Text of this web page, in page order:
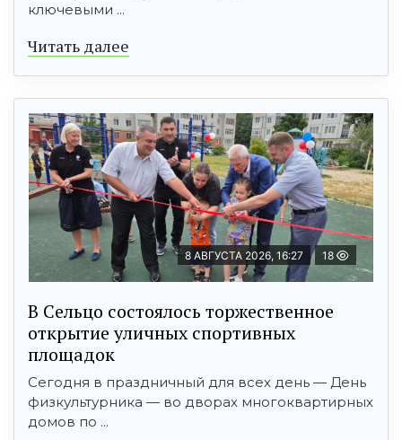
ключевыми ...
Читать далее
8 АВГУСТА 2026, 16:27 18
В Сельцо состоялось торжественное
открытие уличных спортивных
площадок
Сегодня в праздничный для всех день — День
физкультурника — во дворах многоквартирных
домов по ...